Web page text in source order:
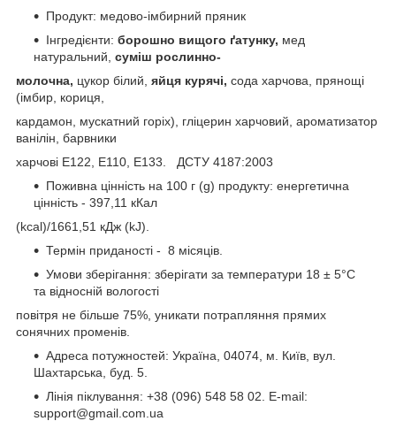
Продукт: медово-імбирний пряник
Інгредієнти: борошно вищого ґатунку, мед
натуральний, суміш рослинно-
молочна, цукор білий, яйця курячі, сода харчова, прянощі
(імбир, кориця,
кардамон, мускатний горіх), гліцерин харчовий, ароматизатор
ванілін, барвники
харчові Е122, E110, E133. ДСТУ 4187:2003
Поживна цінність на 100 г (g) продукту: енергетична
цінність - 397,11 кКал
(kcal)/1661,51 кДж (kJ).
Термін приданості - 8 місяців.
Умови зберігання: зберігати за температури 18 ± 5°C
та відносній вологості
повітря не більше 75%, уникати потрапляння прямих
сонячних променів.
Адреса потужностей: Україна, 04074, м. Київ, вул.
Шахтарська, буд. 5.
Лінія піклування: +38 (096) 548 58 02. E-mail:
support@gmail.com.ua